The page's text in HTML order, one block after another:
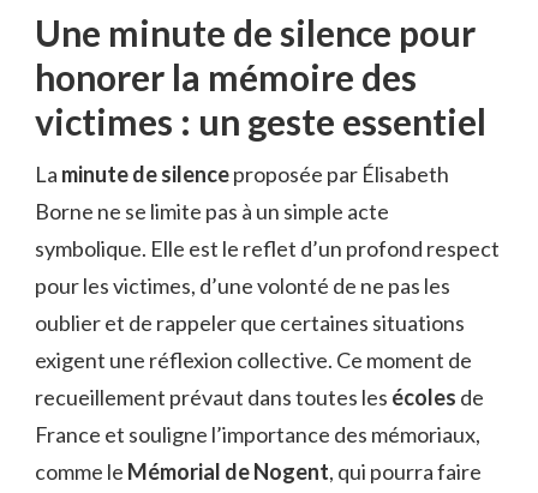
Une minute de silence pour
honorer la mémoire des
victimes : un geste essentiel
La minute de silenceproposée par Élisabeth
Borne ne se limite pas à un simple acte
symbolique. Elle est le reflet d’un profond respect
pour les victimes, d’une volonté de ne pas les
oublier et de rappeler que certaines situations
exigent une réflexion collective. Ce moment de
recueillement prévaut dans toutes les écoles de
France et souligne l’importance des mémoriaux,
comme le Mémorial de Nogent, qui pourra faire